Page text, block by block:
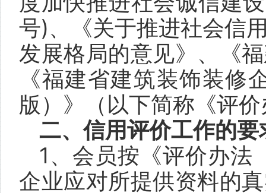
号)、《关于推进社会信
发展格局的意见》、《
《福建省建筑装饰装
版）》（以下简称《评
二、信用评价工作的要
1、会员按《评价办法
企业应对所提供资料的